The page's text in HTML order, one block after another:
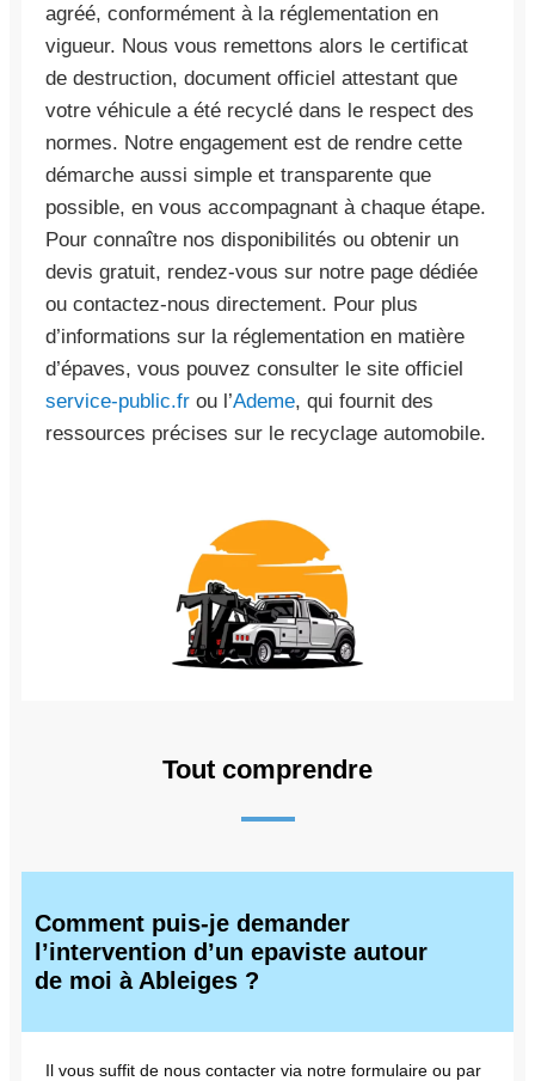
agréé, conformément à la réglementation en
vigueur. Nous vous remettons alors le certificat
de destruction, document officiel attestant que
votre véhicule a été recyclé dans le respect des
normes. Notre engagement est de rendre cette
démarche aussi simple et transparente que
possible, en vous accompagnant à chaque étape.
Pour connaître nos disponibilités ou obtenir un
devis gratuit, rendez-vous sur notre page dédiée
ou contactez-nous directement. Pour plus
d’informations sur la réglementation en matière
d’épaves, vous pouvez consulter le site officiel
service-public.fr ou l’Ademe, qui fournit des
ressources précises sur le recyclage automobile.
Tout comprendre
Comment puis-je demander
l’intervention d’un epaviste autour
de moi à Ableiges ?
Il vous suffit de nous contacter via notre formulaire ou par